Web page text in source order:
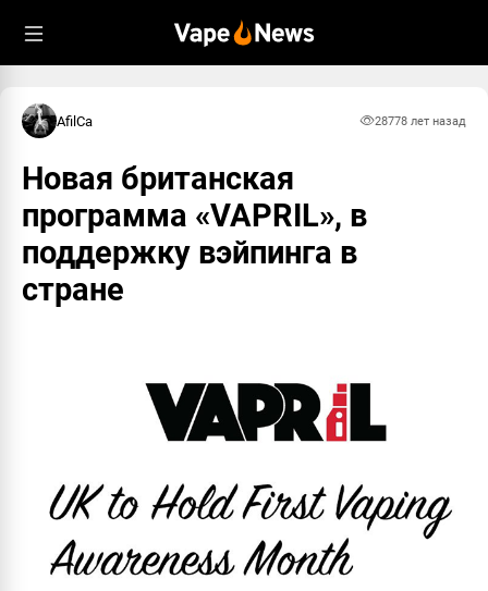
AfilCa 28778 лет назад
Новая британская
программа «VAPRIL», в
поддержку вэйпинга в
стране